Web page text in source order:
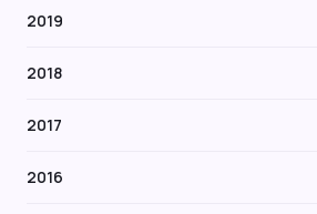
2019
2018
2017
2016